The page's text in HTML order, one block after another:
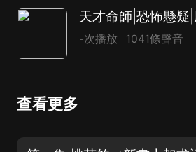
-次播放 1041條聲音
查看更多